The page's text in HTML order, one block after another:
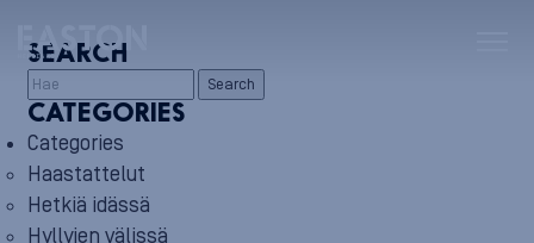
SEARCH
Search
CATEGORIES
Categories
Haastattelut
Hetkiä idässä
Hyllyjen välissä